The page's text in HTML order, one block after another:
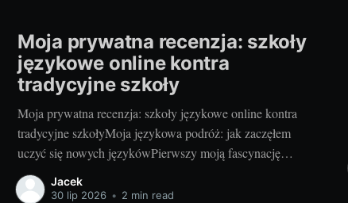
Moja prywatna recenzja: szkoły
językowe online kontra
tradycyjne szkoły
Moja prywatna recenzja: szkoły językowe online kontra
tradycyjne szkołyMoja językowa podróż: jak zaczęłem
uczyć się nowych językówPierwszy moją fascynację
nowymi językami zaczęło się jakoś w podstawówce,
kiedy to w samym szkolnym oddziale po raz pierwszy
Jacek
30 lip 2026 • 2 min read